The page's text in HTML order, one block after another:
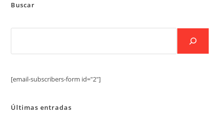
Buscar
[email-subscribers-form id="2"]
Últimas entradas